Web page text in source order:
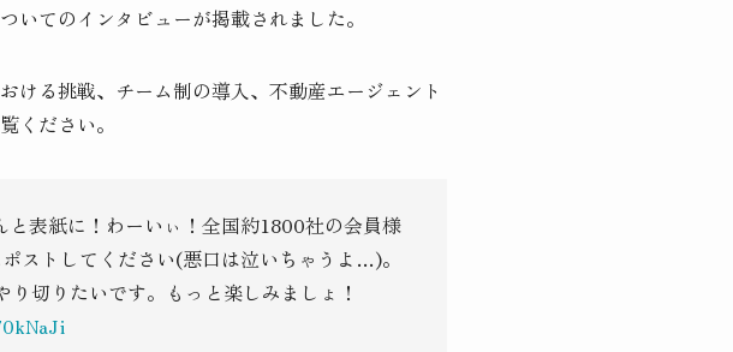
てのインタビューが掲載されました。
ける挑戦、チーム制の導入、不動産エージェント
ください。
と表紙に！わーいぃ！全国約1800社の会員様
ストしてください(悪口は泣いちゃうよ…)。
切りたいです。もっと楽しみましょ！